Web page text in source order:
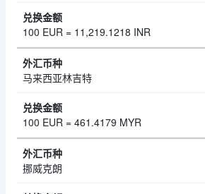
100 EUR = 11,219.1218 INR
马来西亚林吉特
100 EUR = 461.4179 MYR
挪威克朗